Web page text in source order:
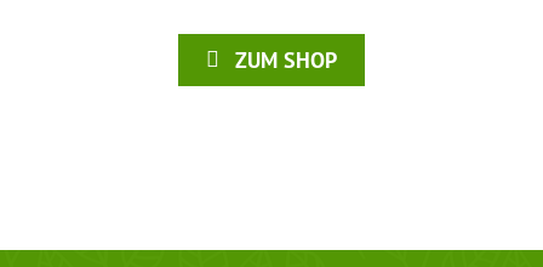
Varianten
Produktseite
ZUM SHOP